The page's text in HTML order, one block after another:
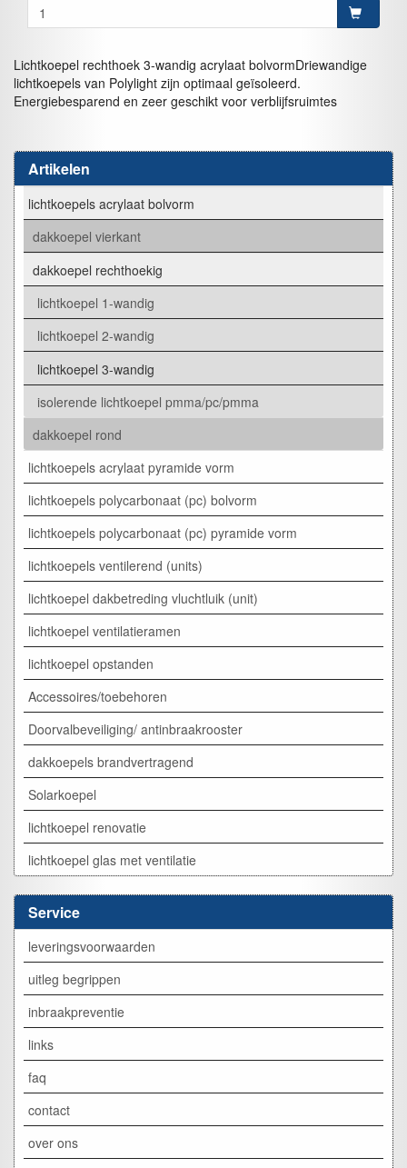
Artikelen
lichtkoepels acrylaat bolvorm
dakkoepel vierkant
dakkoepel rechthoekig
lichtkoepel 1-wandig
lichtkoepel 2-wandig
lichtkoepel 3-wandig
isolerende lichtkoepel pmma/pc/pmma
dakkoepel rond
lichtkoepels acrylaat pyramide vorm
lichtkoepels polycarbonaat (pc) bolvorm
lichtkoepels polycarbonaat (pc) pyramide vorm
lichtkoepels ventilerend (units)
lichtkoepel dakbetreding vluchtluik (unit)
lichtkoepel ventilatieramen
lichtkoepel opstanden
Accessoires/toebehoren
Doorvalbeveiliging/ antinbraakrooster
dakkoepels brandvertragend
Solarkoepel
lichtkoepel renovatie
lichtkoepel glas met ventilatie
Service
leveringsvoorwaarden
uitleg begrippen
inbraakpreventie
links
faq
contact
over ons
Lichtkoepel rechthoek 3-wandig acrylaat bolvormDriewandige
lichtkoepels van Polylight zijn optimaal geïsoleerd.
Energiebesparend en zeer geschikt voor verblijfsruimtes